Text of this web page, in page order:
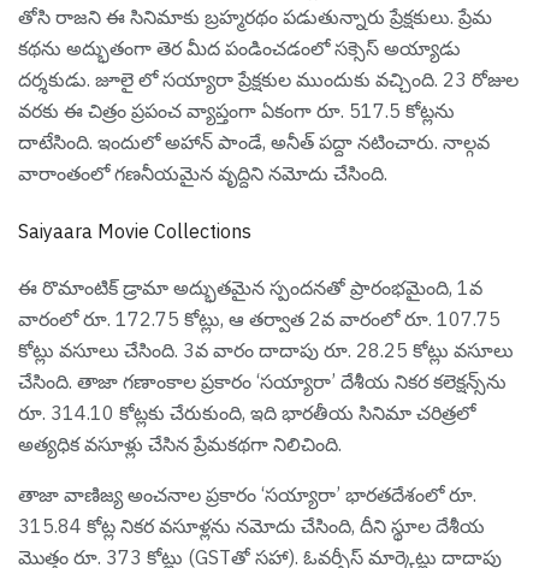
తోసి రాజ‌ని ఈ సినిమాకు బ్ర‌హ్మ‌ర‌థం ప‌డుతున్నారు ప్రేక్ష‌కులు. ప్రేమ
క‌థ‌ను అద్భుతంగా తెర మీద పండించ‌డంలో స‌క్సెస్ అయ్యాడు
ద‌ర్శ‌కుడు. జూలై లో స‌య్యారా ప్రేక్ష‌కుల ముందుకు వ‌చ్చింది. 23 రోజుల
వ‌ర‌కు ఈ చిత్రం ప్ర‌పంచ వ్యాప్తంగా ఏకంగా రూ. 517.5 కోట్ల‌ను
దాటేసింది. ఇందులో అహాన్ పాండే, అనీత్ ప‌ద్దా న‌టించారు. నాల్గ‌వ
వారాంతంలో గ‌ణ‌నీయ‌మైన వృద్దిని న‌మోదు చేసింది.
Saiyaara Movie Collections
ఈ రొమాంటిక్ డ్రామా అద్భుతమైన స్పందనతో ప్రారంభమైంది, 1వ
వారంలో రూ. 172.75 కోట్లు, ఆ తర్వాత 2వ వారంలో రూ. 107.75
కోట్లు వసూలు చేసింది. 3వ వారం దాదాపు రూ. 28.25 కోట్లు వసూలు
చేసింది. తాజా గణాంకాల ప్రకారం ‘సయ్యారా’ దేశీయ నికర కలెక్షన్స్‌ను
రూ. 314.10 కోట్లకు చేరుకుంది, ఇది భారతీయ సినిమా చరిత్రలో
అత్యధిక వసూళ్లు చేసిన ప్రేమకథగా నిలిచింది.
తాజా వాణిజ్య అంచనాల ప్రకారం ‘సయ్యారా’ భారతదేశంలో రూ.
315.84 కోట్ల నికర వసూళ్లను నమోదు చేసింది, దీని స్థూల దేశీయ
మొత్తం రూ. 373 కోట్లు (GSTతో సహా). ఓవర్సీస్ మార్కెట్లు దాదాపు